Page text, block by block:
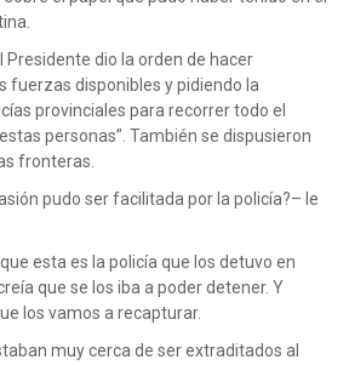
Presidente dio la orden de hacer
fuerzas disponibles y pidiendo la
provinciales para recorrer todo el
personas”. También se dispusieron
fronteras.
pudo ser facilitada por la policía?– le
esta es la policía que los detuvo en
que se los iba a poder detener. Y
los vamos a recapturar.
muy cerca de ser extraditados al